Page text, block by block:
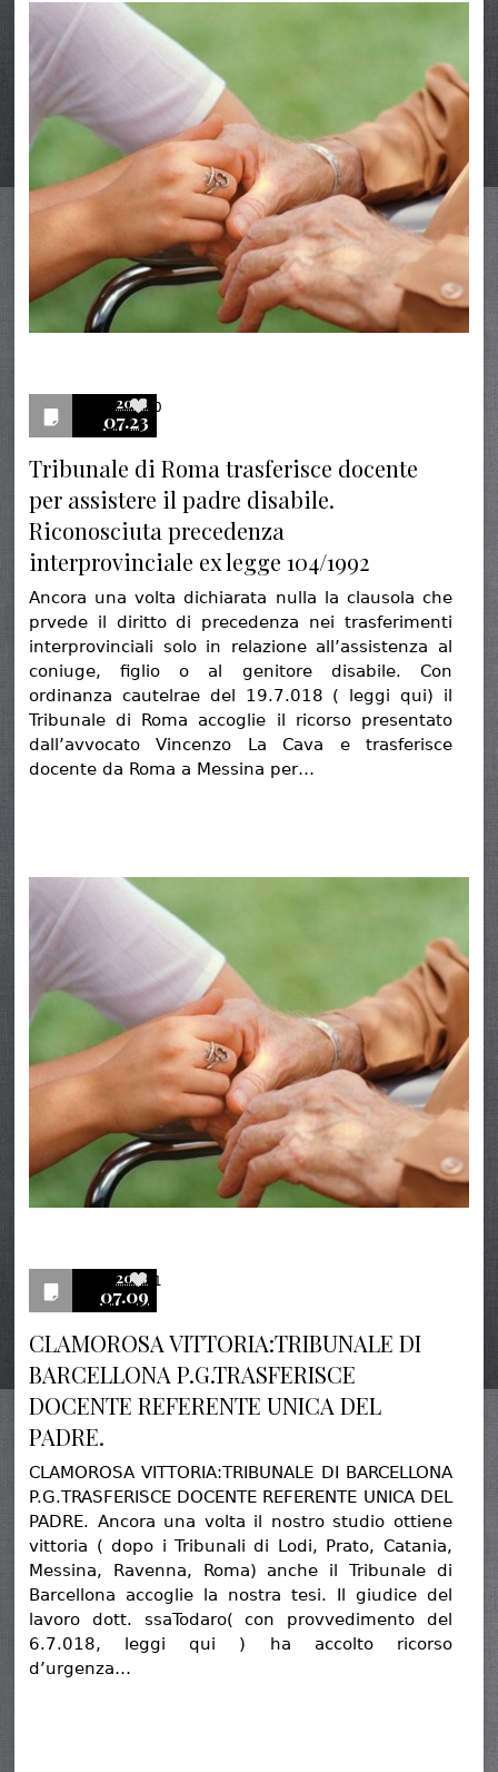
2018
07.23
0
Tribunale di Roma trasferisce docente
per assistere il padre disabile.
Riconosciuta precedenza
interprovinciale ex legge 104/1992
Ancora una volta dichiarata nulla la clausola che
prvede il diritto di precedenza nei trasferimenti
interprovinciali solo in relazione all’assistenza al
coniuge, figlio o al genitore disabile. Con
ordinanza cautelrae del 19.7.018 ( leggi qui) il
Tribunale di Roma accoglie il ricorso presentato
dall’avvocato Vincenzo La Cava e trasferisce
docente da Roma a Messina per…
2018
07.09
1
CLAMOROSA VITTORIA:TRIBUNALE DI
BARCELLONA P.G.TRASFERISCE
DOCENTE REFERENTE UNICA DEL
PADRE.
CLAMOROSA VITTORIA:TRIBUNALE DI BARCELLONA
P.G.TRASFERISCE DOCENTE REFERENTE UNICA DEL
PADRE. Ancora una volta il nostro studio ottiene
vittoria ( dopo i Tribunali di Lodi, Prato, Catania,
Messina, Ravenna, Roma) anche il Tribunale di
Barcellona accoglie la nostra tesi. Il giudice del
lavoro dott. ssaTodaro( con provvedimento del
6.7.018, leggi qui ) ha accolto ricorso
d’urgenza…